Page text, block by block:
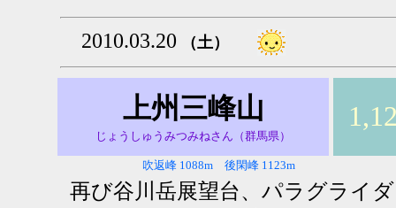
2010.03.20 （土）
上州三峰山
じょうしゅうみつみねさん（群馬県）
吹返峰 1088m 後閑峰 1123m
再び谷川岳展望台、パラグライ